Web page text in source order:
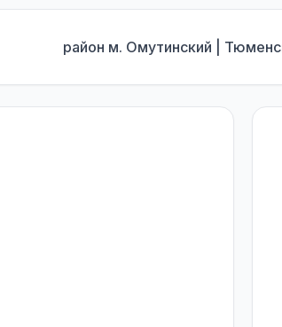
район м. Омутинский |